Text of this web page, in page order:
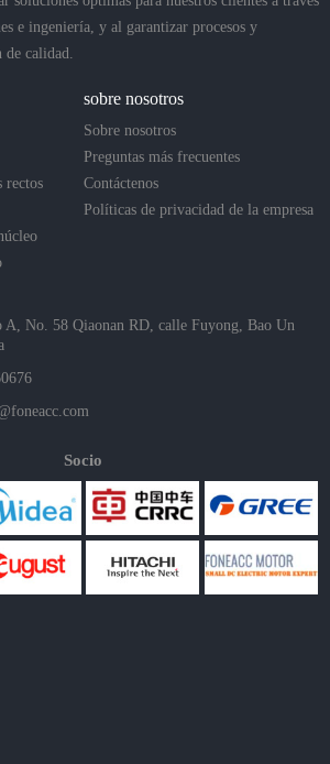
e ingeniería, y al garantizar procesos y
de calidad.
rectos
sobre nosotros
Sobre nosotros
Preguntas más frecuentes
Contáctenos
Políticas de privacidad de la empresa
A, No. 58 Qiaonan RD, calle Fuyong, Bao Un
Socio